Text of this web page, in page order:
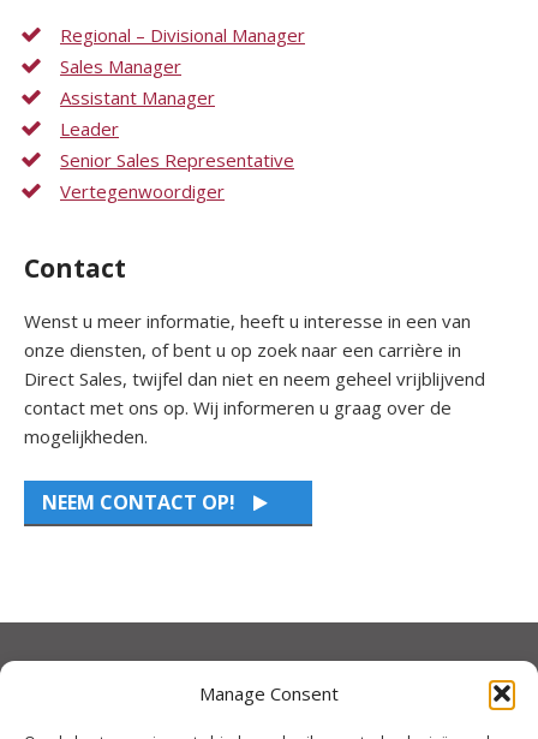
Manage Consent
Regional – Divisional Manager
Sales Manager
Assistant Manager
Leader
Senior Sales Representative
Vertegenwoordiger
Contact
Wenst u meer informatie, heeft u interesse in een van
onze diensten, of bent u op zoek naar een carrière in
Direct Sales, twijfel dan niet en neem geheel vrijblijvend
contact met ons op. Wij informeren u graag over de
mogelijkheden.
NEEM CONTACT OP!
CONTACT NEDERLAND
Granton Marketing B.V.